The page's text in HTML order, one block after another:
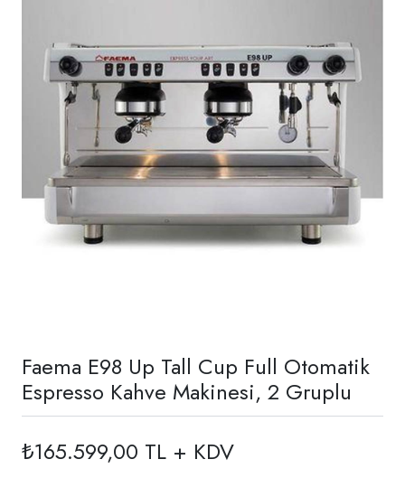
Faema E98 Up Tall Cup Full Otomatik
Espresso Kahve Makinesi, 2 Gruplu
₺165.599,00 TL + KDV